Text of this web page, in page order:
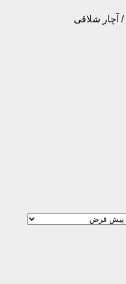
/ آچار شلاقی